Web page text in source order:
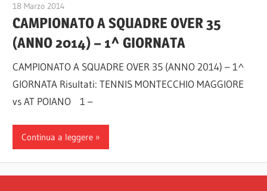
18 Marzo 2014
CAMPIONATO A SQUADRE OVER 35
(ANNO 2014) – 1^ GIORNATA
CAMPIONATO A SQUADRE OVER 35 (ANNO 2014) – 1^
GIORNATA Risultati: TENNIS MONTECCHIO MAGGIORE
vs AT POIANO 1 –
Continua a leggere